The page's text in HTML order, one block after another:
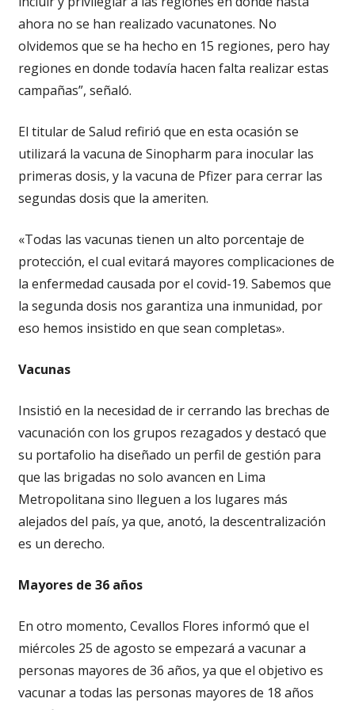
ahora no se han realizado vacunatones. No
olvidemos que se ha hecho en 15 regiones, pero hay
regiones en donde todavía hacen falta realizar estas
campañas”, señaló.
El titular de Salud refirió que en esta ocasión se
utilizará la vacuna de Sinopharm para inocular las
primeras dosis, y la vacuna de Pfizer para cerrar las
segundas dosis que la ameriten.
«Todas las vacunas tienen un alto porcentaje de
protección, el cual evitará mayores complicaciones de
la enfermedad causada por el covid-19. Sabemos que
la segunda dosis nos garantiza una inmunidad, por
eso hemos insistido en que sean completas».
Vacunas
Insistió en la necesidad de ir cerrando las brechas de
vacunación con los grupos rezagados y destacó que
su portafolio ha diseñado un perfil de gestión para
que las brigadas no solo avancen en Lima
Metropolitana sino lleguen a los lugares más
alejados del país, ya que, anotó, la descentralización
es un derecho.
Mayores de 36 años
En otro momento, Cevallos Flores informó que el
miércoles 25 de agosto se empezará a vacunar a
personas mayores de 36 años, ya que el objetivo es
vacunar a todas las personas mayores de 18 años